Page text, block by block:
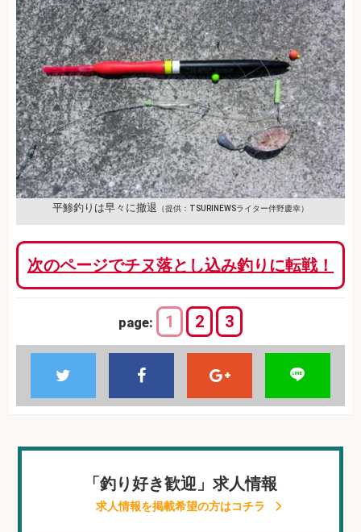
平鯵釣りは早々に撤退 （提供：TSURINEWSライター伴野慶幸）
次のページでチヌ落とし込み釣りに転戦！
page: 1 2 3
「釣り好き歓迎」求人情報
求人情報を掲載希望の方はコチラ